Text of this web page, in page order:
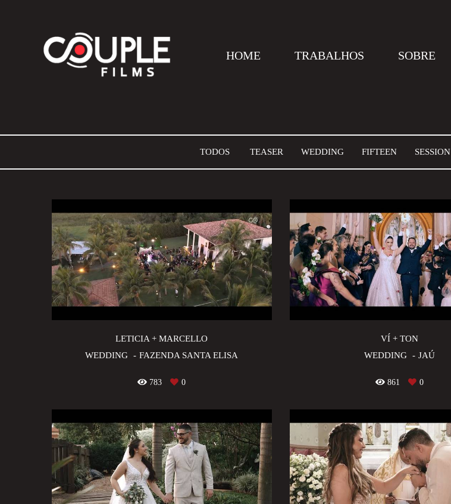
HOME TRABALHOS SOBRE
TODOS TEASER WEDDING FIFTEEN SESSION
LETICIA + MARCELLO
WEDDING
FAZENDA SANTA ELISA
783 0
VÍ + TON
WEDDING
JAÚ
861 0